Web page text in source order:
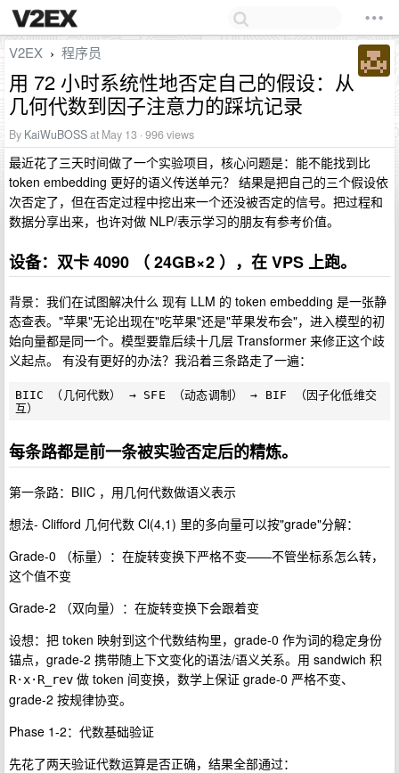
V2EX › 程序员
用 72 小时系统性地否定自己的假设：从
几何代数到因子注意力的踩坑记录
By KaiWuBOSSat May 13 · 996 views
最近花了三天时间做了一个实验项目，核心问题是：能不能找到比
token embedding 更好的语义传送单元？ 结果是把自己的三个假设依
次否定了，但在否定过程中挖出来一个还没被否定的信号。把过程和
数据分享出来，也许对做 NLP/表示学习的朋友有参考价值。
设备：双卡 4090 （ 24GB×2 ），在 VPS 上跑。
背景：我们在试图解决什么 现有 LLM 的 token embedding 是一张静
态查表。"苹果"无论出现在"吃苹果"还是"苹果发布会"，进入模型的初
始向量都是同一个。模型要靠后续十几层 Transformer 来修正这个歧
义起点。 有没有更好的办法？我沿着三条路走了一遍：
BIIC （几何代数） → SFE （动态调制） → BIF （因子化低维交
每条路都是前一条被实验否定后的精炼。
第一条路：BIIC ，用几何代数做语义表示
想法- Clifford 几何代数 Cl(4,1) 里的多向量可以按"grade"分解：
Grade-0 （标量）：在旋转变换下严格不变——不管坐标系怎么转，
这个值不变
Grade-2 （双向量）：在旋转变换下会跟着变
设想：把 token 映射到这个代数结构里，grade-0 作为词的稳定身份
锚点，grade-2 携带随上下文变化的语法/语义关系。用 sandwich 积
R·x·R_rev 做 token 间变换，数学上保证 grade-0 严格不变、
grade-2 按规律协变。
Phase 1-2：代数基础验证
先花了两天验证代数运算是否正确，结果全部通过：